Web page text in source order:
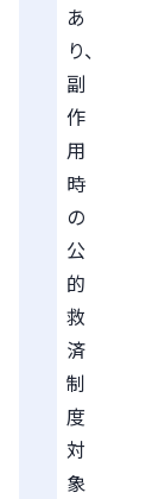
あ
り、
副
作
用
時
の
公
的
救
済
制
度
対
象